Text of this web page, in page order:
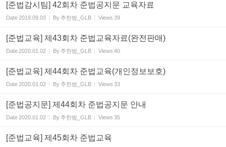
[준법감시팀] 42회차 준법공지문 교육자료
Date2019.09.03 By 추한범_GLB Views 39
[준법교육] 제43회차 준법교육자료(완전판매)
Date2020.01.02 By 추한범_GLB Views 40
[준법교육] 제44회차 준법교육(개인정보보호)
Date2020.01.02 By 추한범_GLB Views 33
[준법공지문] 제44회차 준법공지문 안내
Date2020.01.02 By 추한범_GLB Views 35
[준법교육] 제45회차 준법교육